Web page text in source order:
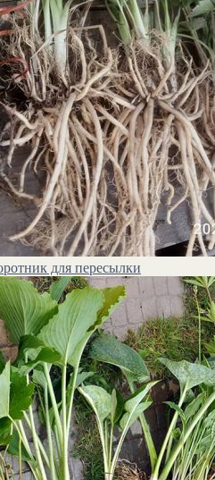
для пересылки